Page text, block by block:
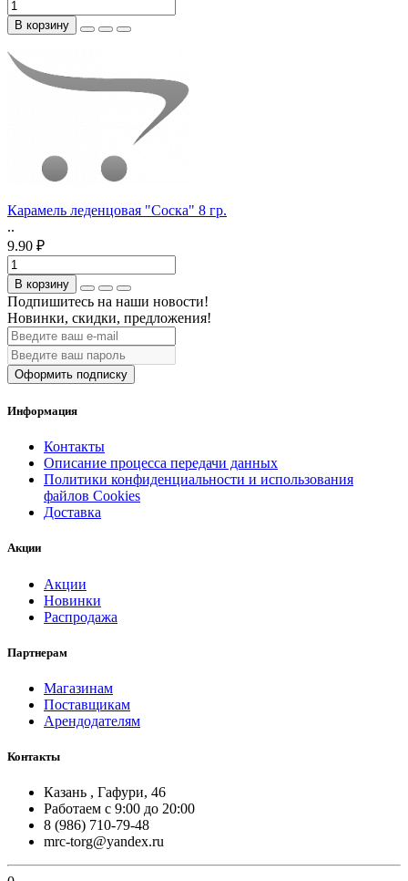
В корзину
Карамель леденцовая "Соска" 8 гр.
..
9.90 ₽
В корзину
Подпишитесь на наши новости!
Новинки, скидки, предложения!
Оформить подписку
Информация
Контакты
Описание процесса передачи данных
Политики конфиденциальности и использования
файлов Cookies
Доставка
Акции
Акции
Новинки
Распродажа
Партнерам
Магазинам
Поставщикам
Арендодателям
Контакты
Казань , Гафури, 46
Работаем с 9:00 до 20:00
8 (986) 710-79-48
mrc-torg@yandex.ru